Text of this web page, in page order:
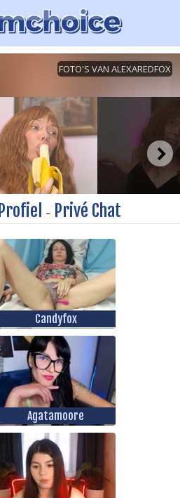
Profiel - Privé Chat
Candyfox
Agatamoore